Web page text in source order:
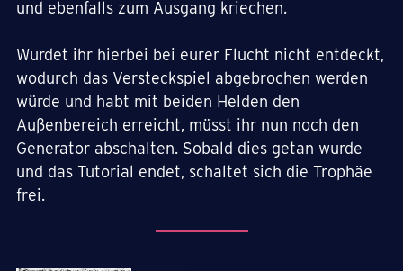
und ebenfalls zum Ausgang kriechen.
Wurdet ihr hierbei bei eurer Flucht nicht entdeckt,
wodurch das Versteckspiel abgebrochen werden
würde und habt mit beiden Helden den
Außenbereich erreicht, müsst ihr nun noch den
Generator abschalten. Sobald dies getan wurde
und das Tutorial endet, schaltet sich die Trophäe
frei.